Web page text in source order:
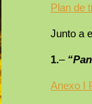
Plan de
Junto a
1.–
Anexo I